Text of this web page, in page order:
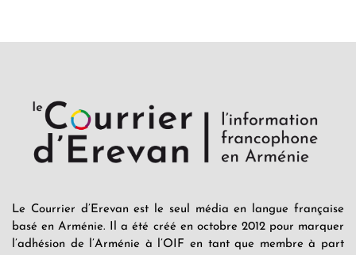
Le Courrier d’Erevan est le seul média en langue française
basé en Arménie. Il a été créé en octobre 2012 pour marquer
l’adhésion de l’Arménie à l’OIF en tant que membre à part